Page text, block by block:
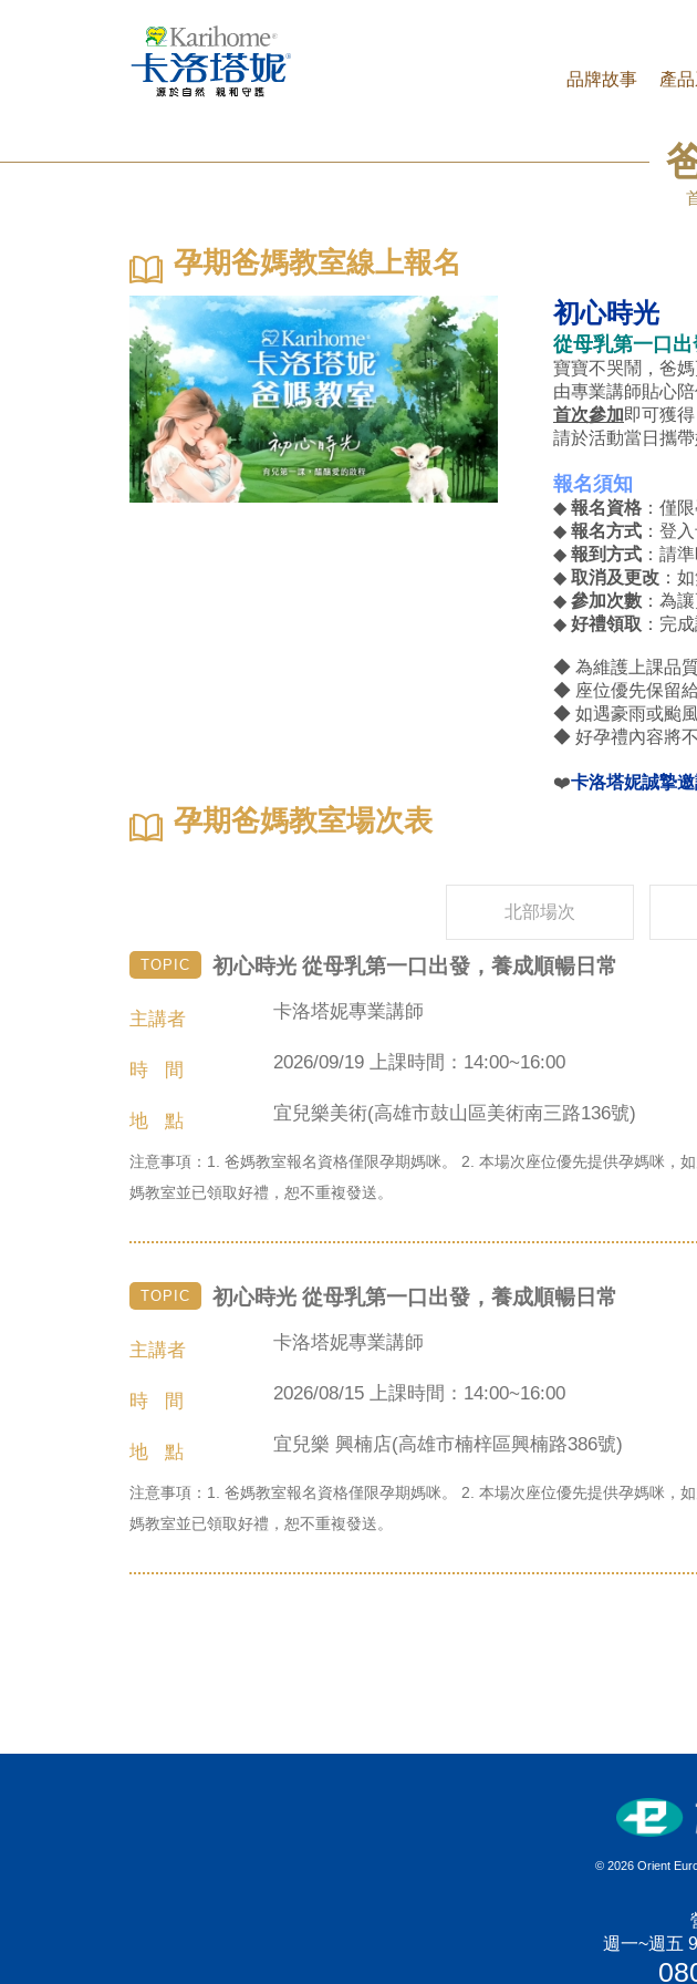
品牌故事 產品
孕期爸媽教室線上報名
初心時光
從母乳第一口出
寶寶不哭鬧，爸媽
由專業講師貼心
首次參加即可獲得
請於活動當日攜
報名須知
◆ 報名資格 ：僅
◆ 報名方式 ：登
◆ 報到方式 ：請
◆ 取消及更改 ：
◆ 參加次數 ：為
◆ 好禮領取 ：完
◆ 為維護上課品
◆ 座位優先保留
◆ 如遇豪雨或颱
◆ 好孕禮內容將
❤️卡洛塔妮誠摯
孕期爸媽教室場次表
北部場次
TOPIC 初心時光 從母乳第一口出發，養成順暢日常
主講者 卡洛塔妮專業講師
時 間 2026/09/19 上課時間：14:00~16:00
地 點 宜兒樂美術(高雄市鼓山區美術南三路136號)
注意事項：1. 爸媽教室報名資格僅限孕期媽咪。 2. 本場次座位優先提供孕媽咪，
媽教室並已領取好禮，恕不重複發送。
TOPIC 初心時光 從母乳第一口出發，養成順暢日常
主講者 卡洛塔妮專業講師
時 間 2026/08/15 上課時間：14:00~16:00
地 點 宜兒樂 興楠店(高雄市楠梓區興楠路386號)
注意事項：1. 爸媽教室報名資格僅限孕期媽咪。 2. 本場次座位優先提供孕媽咪，
媽教室並已領取好禮，恕不重複發送。
© 2026 Orient
週一~週五